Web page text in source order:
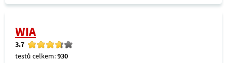
WIA
3.7
testů celkem:930